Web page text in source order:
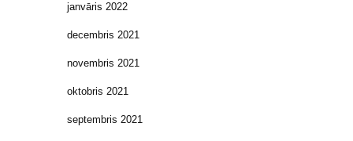
janvāris 2022
decembris 2021
novembris 2021
oktobris 2021
septembris 2021